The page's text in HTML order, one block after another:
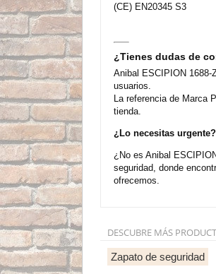
(CE) EN20345 S3
¿Tienes dudas de
Anibal ESCIPION 1688-
usuarios.
La referencia de Marca
tienda.
¿Lo necesitas urgente?
¿No es Anibal
seguridad, donde
ofrecemos.
DESCUBRE MÁS
Zapato de seguridad